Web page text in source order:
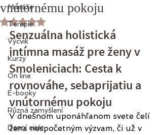
Masáže
Terapie
Výcvik
Kurzy
On line
E-booky
Různá zamyšlení
Denní citát
vnútornému pokoju
Hodnoceno NaN z 5 hvězdiček.
Senzuálna holistická
intímna masáž pre ženy v
Smoleniciach: Cesta k
rovnováhe, sebaprijatiu a
vnútornému pokoju
V dnešnom uponáhľanom svete čelí
žena nespočetným výzvam, či už v